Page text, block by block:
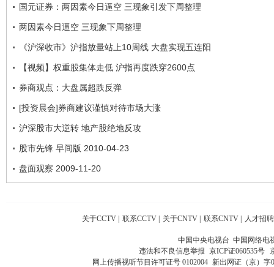
国元证券：两因素今日逼空 三现象引发下周整理
两因素今日逼空 三现象下周整理
《沪深收市》沪指放量站上10周线 大盘实现五连阳
【视频】权重股集体走低 沪指再度跌穿2600点
券商观点：大盘属超跌反弹
[投资晨会]券商建议谨慎对待市场大涨
沪深股市大逆转 地产股绝地反攻
股市先锋 早间版 2010-04-23
盘面观察 2009-11-20
关于CCTV | 联系CCTV | 关于CNTV | 联系CNTV | 人才招聘
中国中央电视台 中国网络电
违法和不良信息举报 京ICP证060535号
网上传播视听节目许可证号 0102004 新出网证（京）